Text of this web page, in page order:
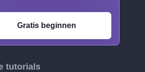
Gratis beginnen
tutorials